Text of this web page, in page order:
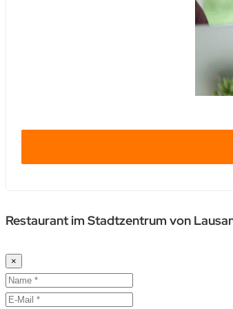
Restaurant im Stadtzentrum von
×